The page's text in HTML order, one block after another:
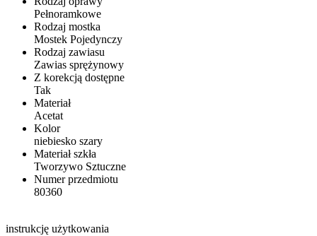
Pełnoramkowe
Rodzaj mostka
Mostek Pojedynczy
Rodzaj zawiasu
Zawias sprężynowy
Z korekcją dostępne
Tak
Materiał
Acetat
Kolor
niebiesko szary
Materiał szkła
Tworzywo Sztuczne
Numer przedmiotu
80360
instrukcję użytkowania